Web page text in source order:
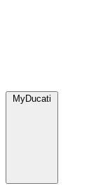
MyDucati